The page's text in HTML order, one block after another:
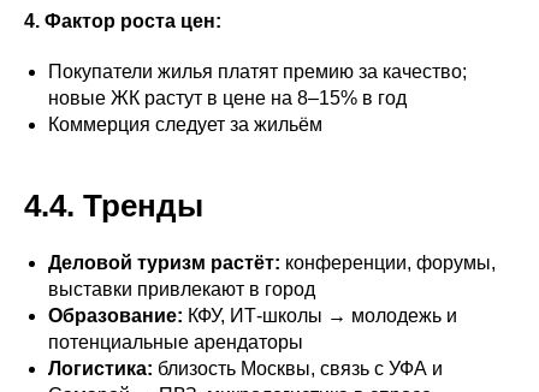
4. Фактор роста цен:
Покупатели жилья платят премию за качество;
новые ЖК растут в цене на 8–15% в год
Коммерция следует за жильём
4.4. Тренды
Деловой туризм растёт: конференции, форумы,
выставки привлекают в город
Образование: КФУ, ИТ-школы → молодежь и
потенциальные арендаторы
Логистика: близость Москвы, связь с УФА и